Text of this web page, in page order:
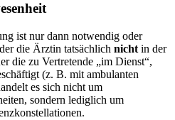
ist nur dann notwendig oder
die Ärztin tatsächlich nicht in der
die zu Vertretende „im Dienst“,
(z. B. mit ambulanten
es sich nicht um
sondern lediglich um